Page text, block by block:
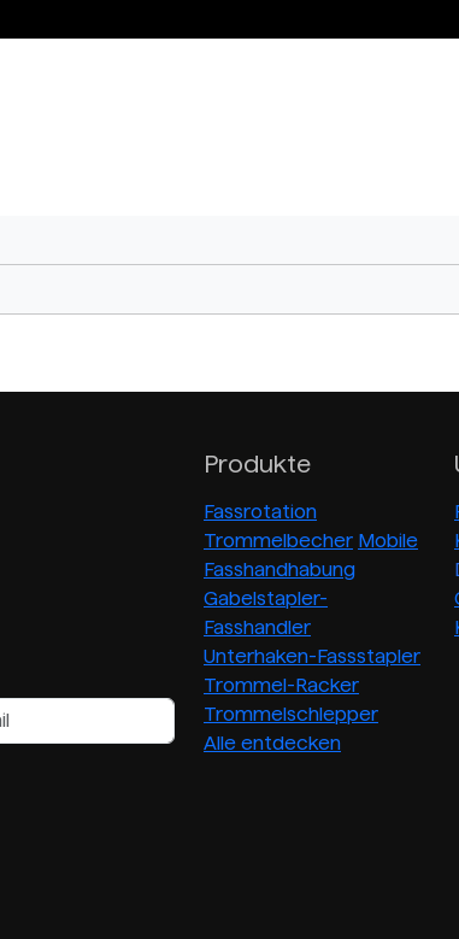
Produkte
Fassrotation
Trommelbecher Mobile
Fasshandhabung
Gabelstapler-
Fasshandler
Unterhaken-Fassstapler
Trommel-Racker
Trommelschlepper
Alle entdecken